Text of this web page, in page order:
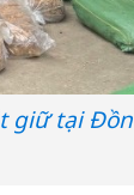
giữ tại Đồn